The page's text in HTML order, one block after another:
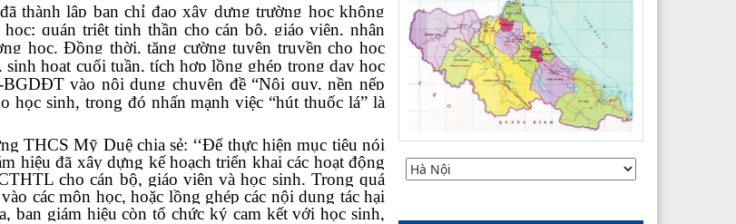
thành lập ban chỉ đạo xây dựng trường học không
quán triệt tinh thần cho cán bộ, giáo viên, nhân
học. Đồng thời, tăng cường tuyên truyền cho học
hoạt cuối tuần, tích hợp lồng ghép trong dạy học
vào nội dung chuyên đề “Nội quy, nền nếp
học sinh, trong đó nhấn mạnh việc “hút thuốc lá” là
THCS Mỹ Duệ chia sẻ: ‘‘Để thực hiện mục tiêu nói
hiệu đã xây dựng kế hoạch triển khai các hoạt động
cho cán bộ, giáo viên và học sinh. Trong quá
các môn học, hoặc lồng ghép các nội dung tác hại
ban giám hiệu còn tổ chức ký cam kết với học sinh,